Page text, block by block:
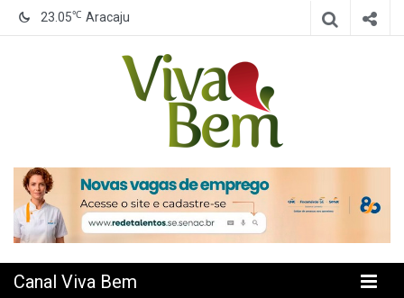
23.05℃ Aracaju
Canal Viva
Bem
Canal Viva Bem